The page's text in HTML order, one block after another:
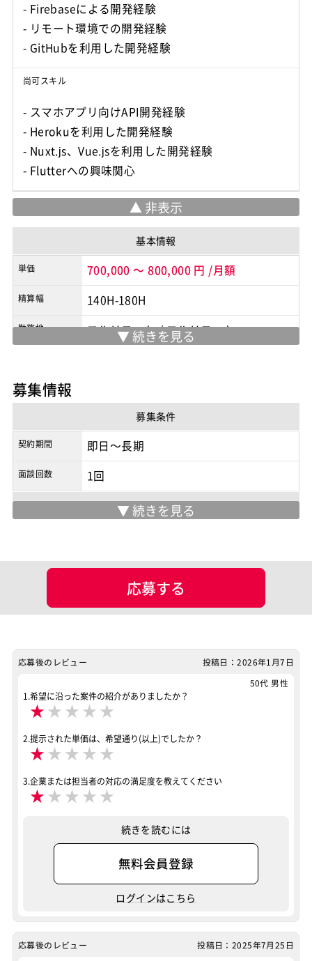
- Firebaseによる開発経験
- リモート環境での開発経験
尚可スキル
- スマホアプリ向けAPI開発経験
- Herokuを利用した開発経験
- Nuxt.js、Vue.jsを利用した開発経験
基本情報
単価 700,000 ～800,000 円 /月額
精算幅 140H-180H
勤務地 フルリモート/フルリモート
※実際の勤務地は応募時にご確認下さい
商流 元請
募集情報
募集条件
契約期間 即日～長期
面談回数 1回
マッチング設定
スマホアプリ開発（ネイティブ）
バックエンドエンジニア（サーバーサイド）
業務系エンジニア
特徴 服装自由
その他 服装自由 リモートOK
応募する
応募後のレビュー
投稿日：2026年1月7日
50代 男性
1.希望に沿った案件の紹介がありましたか？
★ ★ ★ ★ ★
2.提示された単価は、希望通り(以上)でしたか？
★ ★ ★ ★ ★
3.企業または担当者の対応の満足度を教えてください
★ ★ ★ ★ ★
続きを読むには
無料会員登録
ログインはこちら
応募後のレビュー
投稿日：2025年7月25日